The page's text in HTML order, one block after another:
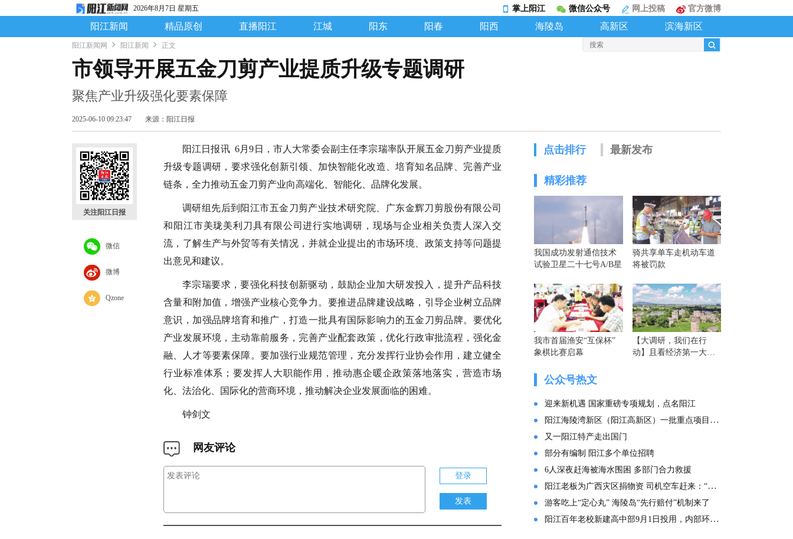
2026年8月7日 星期五 掌上阳江 微信公众号 网上投稿 官方微博
阳江新闻 精品原创 直播阳江 江城 阳东 阳春 阳西 海陵岛 高新区 滨海新区
阳江新闻网 阳江新闻 正文
市领导开展五金刀剪产业提质升级专题调研
聚焦产业升级强化要素保障
2025-06-10 09:23:47 来源：阳江日报
关注阳江日报
微信
微博
Qzone
阳江日报讯 6月9日，市人大常委会副主任李宗瑞率队开展五金刀剪产业提质
升级专题调研，要求强化创新引领、加快智能化改造、培育知名品牌、完善产业
链条，全力推动五金刀剪产业向高端化、智能化、品牌化发展。
调研组先后到阳江市五金刀剪产业技术研究院、广东金辉刀剪股份有限公司
和阳江市美珑美利刀具有限公司进行实地调研，现场与企业相关负责人深入交
流，了解生产与外贸等有关情况，并就企业提出的市场环境、政策支持等问题提
出意见和建议。
李宗瑞要求，要强化科技创新驱动，鼓励企业加大研发投入，提升产品科技
含量和附加值，增强产业核心竞争力。要推进品牌建设战略，引导企业树立品牌
意识，加强品牌培育和推广，打造一批具有国际影响力的五金刀剪品牌。要优化
产业发展环境，主动靠前服务，完善产业配套政策，优化行政审批流程，强化金
融、人才等要素保障。要加强行业规范管理，充分发挥行业协会作用，建立健全
行业标准体系；要发挥人大职能作用，推动惠企暖企政策落地落实，营造市场
化、法治化、国际化的营商环境，推动解决企业发展面临的困难。
钟剑文
网友评论
登录
发表
点击排行 最新发布
精彩推荐
我国成功发射通信技术
试验卫星二十七号A/B星
骑共享单车走机动车道
将被罚款
我市首届渔安“互保杯”
象棋比赛启幕
【大调研，我们在行
动】且看经济第一大省
公众号热文
迎来新机遇 国家重磅专项规划，点名阳江
阳江海陵湾新区（阳江高新区）一批重点项目集中投产
又一阳江特产走出国门
部分有编制 阳江多个单位招聘
6人深夜赶海被海水围困 多部门合力救援
阳江老板为广西灾区捐物资 司机空车赶来：“免费拉！”
游客吃上“定心丸” 海陵岛“先行赔付”机制来了
阳江百年老校新建高中部9月1日投用，内部环境曝光